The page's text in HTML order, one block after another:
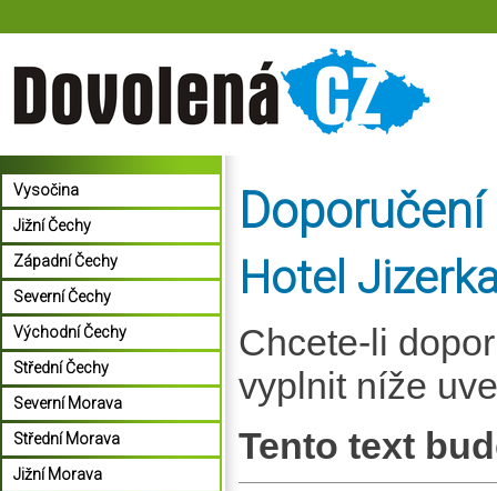
Hotel
Chcete-li
vyplnit níže
Tento text
Vysočina
Jižní Čechy
Západní Čechy
Severní Čechy
Východní Čechy
Střední Čechy
Severní Morava
Střední Morava
Jižní Morava